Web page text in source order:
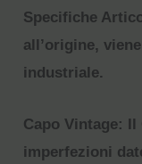
Specifiche
all’origine,
industriale.
Capo Vintage: Il
imperfezioni